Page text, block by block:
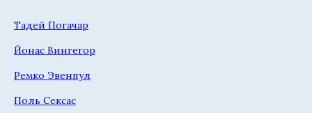
Тадей Погачар
Йонас Вингегор
Ремко Эвенпул
Поль Сексас